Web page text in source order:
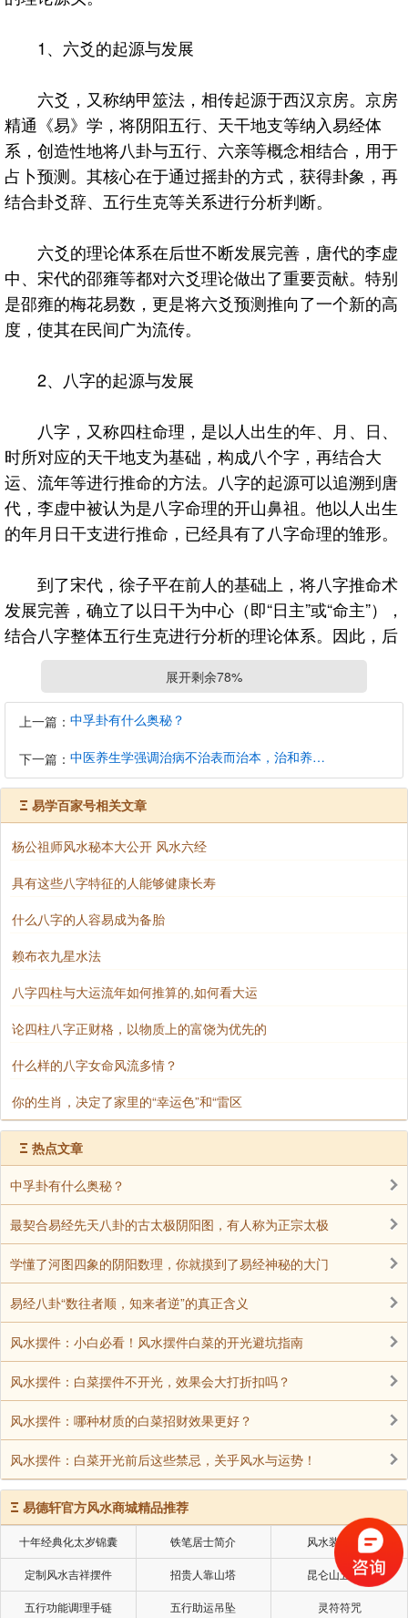
1、六爻的起源与发展
六爻，又称纳甲筮法，相传起源于西汉京房。京房
精通《易》学，将阴阳五行、天干地支等纳入易经体
系，创造性地将八卦与五行、六亲等概念相结合，用于
占卜预测。其核心在于通过摇卦的方式，获得卦象，再
结合卦爻辞、五行生克等关系进行分析判断。
六爻的理论体系在后世不断发展完善，唐代的李虚
中、宋代的邵雍等都对六爻理论做出了重要贡献。特别
是邵雍的梅花易数，更是将六爻预测推向了一个新的高
度，使其在民间广为流传。
2、八字的起源与发展
八字，又称四柱命理，是以人出生的年、月、日、
时所对应的天干地支为基础，构成八个字，再结合大
运、流年等进行推命的方法。八字的起源可以追溯到唐
代，李虚中被认为是八字命理的开山鼻祖。他以人出生
的年月日干支进行推命，已经具有了八字命理的雏形。
到了宋代，徐子平在前人的基础上，将八字推命术
发展完善，确立了以日干为中心（即“日主”或“命主”），
结合八字整体五行生克进行分析的理论体系。因此，后
人又将八字命理称为“子平术”。明清两代，八字命理得
到了进一步的发展，涌现出大量的命理学著作，如《滴
天髓》、《三命通会》等，使八字命理的理论体系更加
成熟。
3、殊途同归的理论基础
尽管六爻和八字在形式上有所差异，但它们都以阴
一定的规律，都可以通过一定的数术方法进行预测。从
这个意义上说，六爻和八字是殊途同归的。
二、体系差异：各有所长的预测工具
六爻和八字，虽然都以阴阳五行为基础，但它们在
预测的侧重点、推演方法、信息提取等方面存在着明显
的差异，这也决定了它们各自的优势和适用范围。
1、预测侧重点不同
六爻： 侧重于预测事情的发展趋势和细节，尤其擅
长于短期事件的预测。比如，求财能否成功？感情能否
复合？出行是否顺利？等等。六爻预测往往能够给出比
展开剩余78%
上一篇： 中孚卦有什么奥秘？
下一篇： 中医养生学强调治病不治表而治本，治和养兼顾是有必要的
Ξ 易学百家号相关文章
杨公祖师风水秘本大公开 风水六经
具有这些八字特征的人能够健康长寿
什么八字的人容易成为备胎
赖布衣九星水法
八字四柱与大运流年如何推算的,如何看大运
论四柱八字正财格，以物质上的富饶为优先的
什么样的八字女命风流多情？
你的生肖，决定了家里的“幸运色”和“雷区
Ξ 热点文章
中孚卦有什么奥秘？
最契合易经先天八卦的古太极阴阳图，有人称为正宗太极
学懂了河图四象的阴阳数理，你就摸到了易经神秘的大门
易经八卦“数往者顺，知来者逆”的真正含义
风水摆件：小白必看！风水摆件白菜的开光避坑指南
风水摆件：白菜摆件不开光，效果会大打折扣吗？
风水摆件：哪种材质的白菜招财效果更好？
风水摆件：白菜开光前后这些禁忌，关乎风水与运势！
Ξ 易德轩官方风水商城精品推荐
十年经典化太岁锦囊 铁笔居士简介 风水装修设计
定制风水吉祥摆件 招贵人靠山塔 昆仑山五色土
五行功能调理手链 五行助运吊坠 灵符符咒